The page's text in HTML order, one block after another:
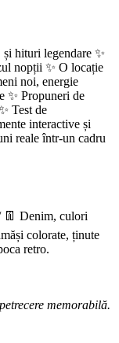
hituri legendare ✨
nopții ✨ O locație
noi, energie
✨ Propuneri de
Test de
interactive și
reale într-un cadru
👖 Denim, culori
colorate, ținute
retro.
memorabilă.